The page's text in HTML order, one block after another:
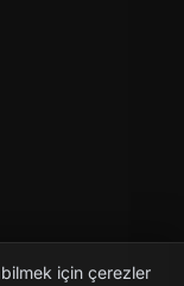
için çerezler